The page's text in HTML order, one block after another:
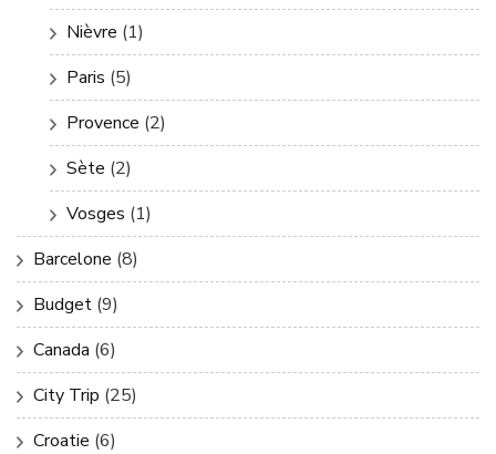
Nièvre (1)
Paris (5)
Provence (2)
Sète (2)
Vosges (1)
Barcelone (8)
Budget (9)
Canada (6)
City Trip (25)
Croatie (6)